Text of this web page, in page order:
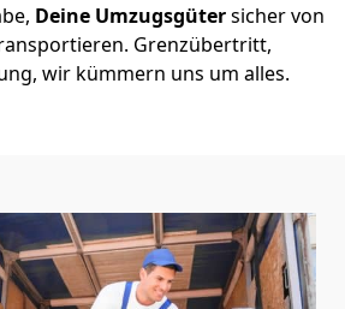
Deine Umzugsgütersicher von
Grenzübertritt,
wir kümmern uns um alles.